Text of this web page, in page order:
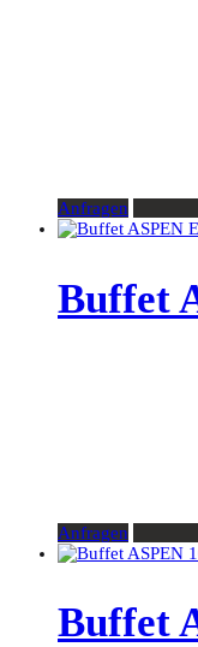
Anfragen
Buffet
Anfragen
Buffet